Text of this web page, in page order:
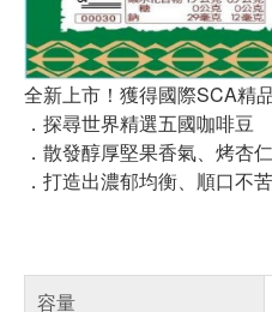
全新上市！獲得國際SCA精
．探尋世界精選五國咖啡豆
．散發醇厚堅果香氣、烤杏
．打造出濃郁均衡、順口不
容量